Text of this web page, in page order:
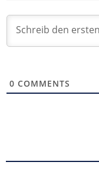
0 COMMENTS